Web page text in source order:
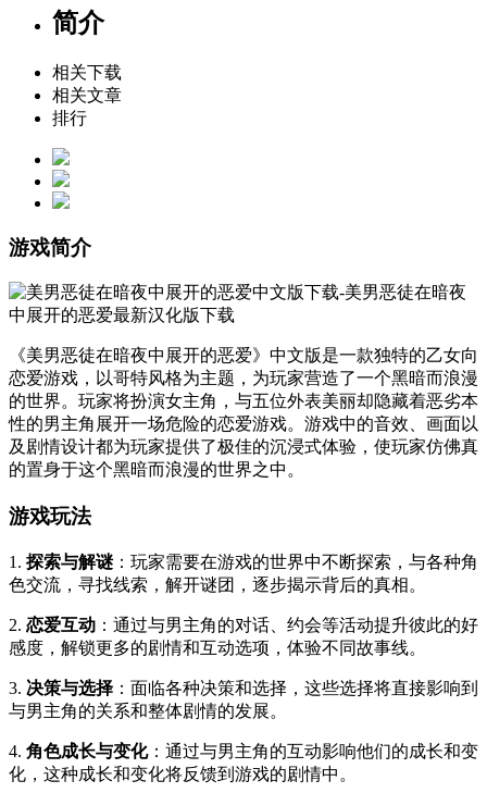
简介
相关下载
相关文章
排行
游戏简介
《美男恶徒在暗夜中展开的恶爱》中文版是一款独特的乙女向
恋爱游戏，以哥特风格为主题，为玩家营造了一个黑暗而浪漫
的世界。玩家将扮演女主角，与五位外表美丽却隐藏着恶劣本
性的男主角展开一场危险的恋爱游戏。游戏中的音效、画面以
及剧情设计都为玩家提供了极佳的沉浸式体验，使玩家仿佛真
的置身于这个黑暗而浪漫的世界之中。
游戏玩法
1. 探索与解谜：玩家需要在游戏的世界中不断探索，与各种角
色交流，寻找线索，解开谜团，逐步揭示背后的真相。
2. 恋爱互动 ：通过与男主角的对话、约会等活动提升彼此的好
感度，解锁更多的剧情和互动选项，体验不同故事线。
3. 决策与选择 ：面临各种决策和选择，这些选择将直接影响到
与男主角的关系和整体剧情的发展。
4. 角色成长与变化：通过与男主角的互动影响他们的成长和变
化，这种成长和变化将反馈到游戏的剧情中。